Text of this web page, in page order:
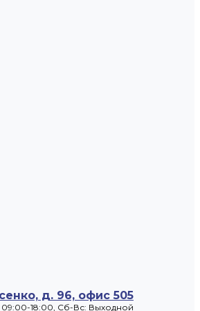
д. 96, офис 505
09:00-18:00, Cб-Вс: Выходной